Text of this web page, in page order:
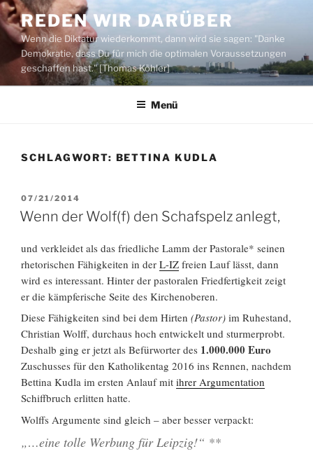
Zum
Inhalt
springen
REDEN WIR DARÜBER
Wenn die Diktatur wiederkommt, dann wird sie sagen: "Danke
Demokratie, dass Du für mich die optimalen Voraussetzungen
geschaffen hast." [Thomas Köhler]
Menü
SCHLAGWORT: BETTINA KUDLA
VERÖFFENTLICHT
AM
07/21/2014
Wenn der Wolf(f) den Schafspelz anlegt,
und verkleidet als das friedliche Lamm der Pastorale* seinen
rhetorischen Fähigkeiten in der L-IZ freien Lauf lässt, dann
wird es interessant. Hinter der pastoralen Friedfertigkeit zeigt
er die kämpferische Seite des Kirchenoberen.
Diese Fähigkeiten sind bei dem Hirten (Pastor) im Ruhestand,
Christian Wolff, durchaus hoch entwickelt und sturmerprobt.
Deshalb ging er jetzt als Befürworter des 1.000.000 Euro
Zuschusses für den Katholikentag 2016 ins Rennen, nachdem
Bettina Kudla im ersten Anlauf mit ihrer Argumentation
Schiffbruch erlitten hatte.
Wolffs Argumente sind gleich – aber besser verpackt:
„…eine tolle Werbung für Leipzig!“ **